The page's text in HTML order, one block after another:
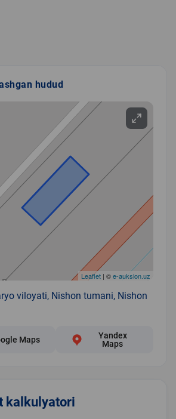
hudud
Leaflet| ©e-auksion.uz
viloyati, Nishon tumani, Nishon
Maps
Yandex
Maps
kalkulyatori